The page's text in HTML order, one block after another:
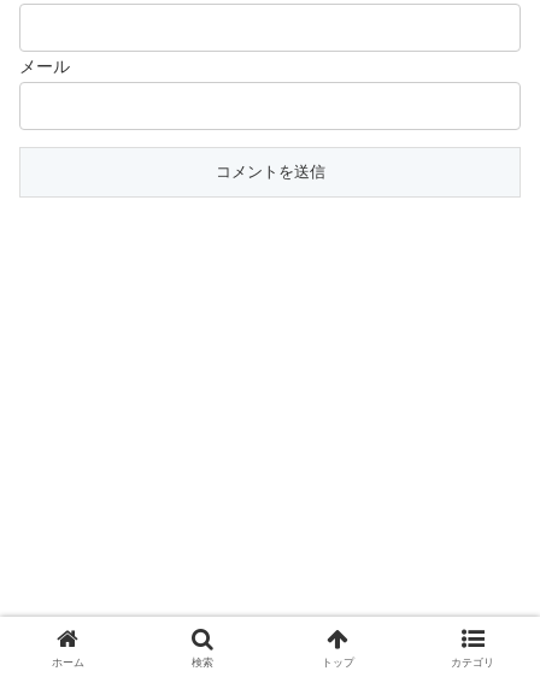
メール
ホーム 検索 トップ カテゴリ